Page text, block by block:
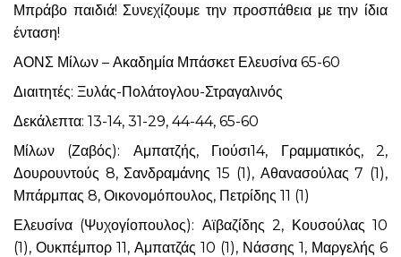
Μπράβο παιδιά! Συνεχίζουμε την προσπάθεια με την ίδια
ένταση!
ΑΟΝΣ Μίλων – Ακαδημία Μπάσκετ Ελευσίνα 65-60
Διαιτητές: Ξυλάς-Πολάτογλου-Στραγαλινός
Δεκάλεπτα: 13-14, 31-29, 44-44, 65-60
Μίλων (Ζαβός): Αμπατζής, Γιούσι14, Γραμματικός, 2,
Δουρουντούς 8, Σανδραμάνης 15 (1), Αθανασούλας 7 (1),
Μπάρμπας 8, Οικονομόπουλος, Πετρίδης 11 (1)
Ελευσίνα (Ψυχογίοπουλος): Αϊβαζίδης 2, Κουσούλας 10
(1), Ουκπέμπορ 11, Αμπατζάς 10 (1), Νάσσης 1, Μαργελής 6